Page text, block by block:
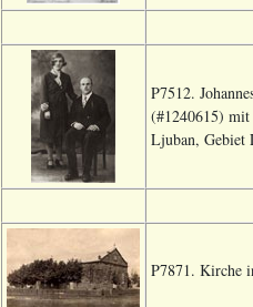
P7512.
(#1240615)
Ljuban, Gebiet
P7871. Kirche